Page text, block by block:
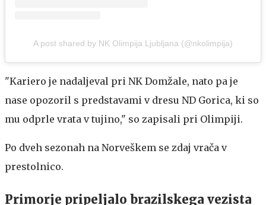
A post shared by NK Olimpija Ljubljana (@nkolimpija)
"Kariero je nadaljeval pri NK Domžale, nato pa je
nase opozoril s predstavami v dresu ND Gorica, ki so
mu odprle vrata v tujino," so zapisali pri Olimpiji.
Po dveh sezonah na Norveškem se zdaj vrača v
prestolnico.
Primorje pripeljalo brazilskega vezista